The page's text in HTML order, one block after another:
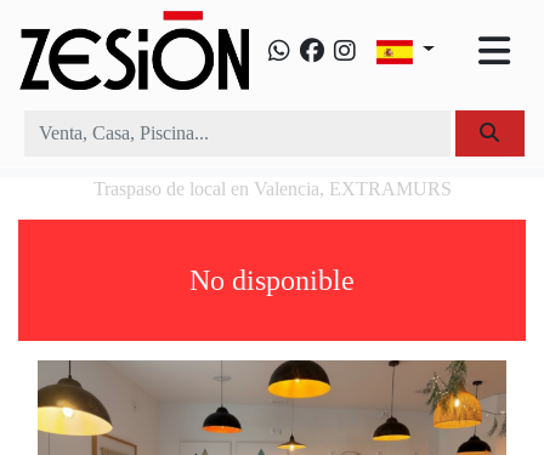
Traspaso de local en Valencia, EXTRAMURS
No disponible